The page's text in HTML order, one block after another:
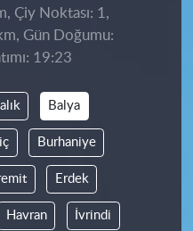
Çiy Noktası: 1,
Gün Doğumu:
19:23
Balya
Burhaniye
Erdek
Havran İvrindi